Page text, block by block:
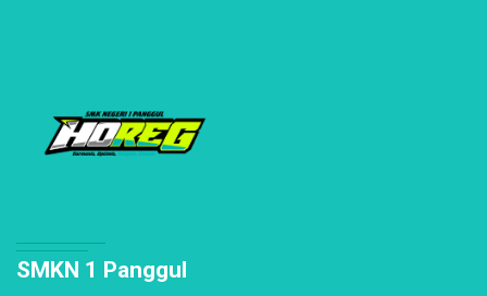
SMKN 1 Panggul